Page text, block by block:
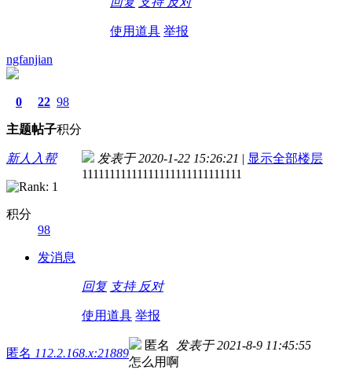
使用道具 举报
ngfanjian
0
主题
22
帖子
98
积分
新人入帮
积分
98
发消息
发表于 2020-1-22 15:26:21 | 显示全部楼层
11111111111111111111111111111
回复 支持 反对
使用道具 举报
匿名 112.2.168.x:21889
匿名 发表于 2021-8-9 11:45:55
怎么用啊